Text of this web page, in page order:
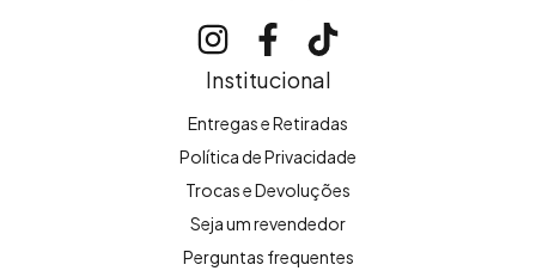
Institucional
Entregas e Retiradas
Política de Privacidade
Trocas e Devoluções
Seja um revendedor
Perguntas frequentes